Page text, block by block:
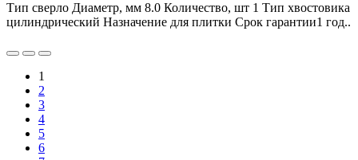
Тип сверло Диаметр, мм 8.0 Количество, шт 1 Тип хвостовика
цилиндрический Назначение для плитки Срок гарантии1 год..
1
2
3
4
5
6